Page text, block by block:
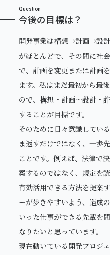
Question
今後の目標は？
開発事業は構想→計画→設
がほとんどで、その間に社
で、計画を変更または計画
ます。私はまだ最初から最
ので、構想・計画～設計・
することが目標です。
そのために日々意識してい
ま返すだけではなく、一歩
ことです。例えば、法律で
案するのではなく、規定を
有効活用できる方法を提案
ーが歩きやすいよう、造成
いった仕事ができる先輩を
なりたいと思っています。
現在動いている開発プロジ